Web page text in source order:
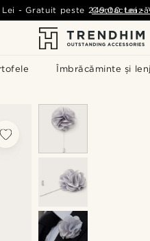
Îmbrăcăminte și
-Gratuit peste 249,00 Lei -